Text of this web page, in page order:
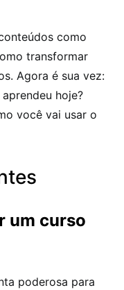
como
transformar
Agora é sua vez:
hoje?
você vai usar o
um curso
poderosa para